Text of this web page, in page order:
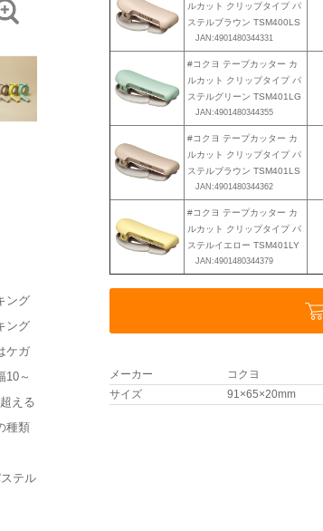
ング
ング
ケガ
10～
える
種類
テル
ルカット クリップタイプ パ
ステルブラウン TSM400LS
JAN:4901480344331
#コクヨ テープカッター カ
ルカット クリップタイプ パ
ステルグリーン TSM401LG
JAN:4901480344355
#コクヨ テープカッター カ
ルカット クリップタイプ パ
ステルブラウン TSM401LS
JAN:4901480344362
#コクヨ テープカッター カ
ルカット クリップタイプ パ
ステルイエロー TSM401LY
JAN:4901480344379
メーカー
コクヨ
サイズ
91×65×20mm